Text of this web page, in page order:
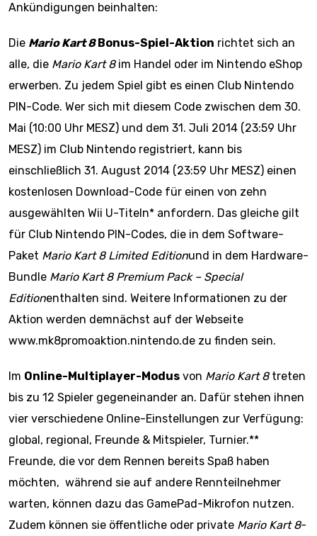
Ankündigungen beinhalten:
Die Mario Kart 8Bonus-Spiel-Aktion richtet sich an
alle, die Mario Kart 8im Handel oder im Nintendo eShop
erwerben. Zu jedem Spiel gibt es einen Club Nintendo
PIN-Code. Wer sich mit diesem Code zwischen dem 30.
Mai (10:00 Uhr MESZ) und dem 31. Juli 2014 (23:59 Uhr
MESZ) im Club Nintendo registriert, kann bis
einschließlich 31. August 2014 (23:59 Uhr MESZ) einen
kostenlosen Download-Code für einen von zehn
ausgewählten Wii U-Titeln* anfordern. Das gleiche gilt
für Club Nintendo PIN-Codes, die in dem Software-
Paket Mario Kart 8 Limited Editionund in dem Hardware-
Bundle Mario Kart 8 Premium Pack – Special
Editionenthalten sind. Weitere Informationen zu der
Aktion werden demnächst auf der Webseite
www.mk8promoaktion.nintendo.de zu finden sein.
Im Online-Multiplayer-Modus von Mario Kart 8treten
bis zu 12 Spieler gegeneinander an. Dafür stehen ihnen
vier verschiedene Online-Einstellungen zur Verfügung:
global, regional, Freunde & Mitspieler, Turnier.**
Freunde, die vor dem Rennen bereits Spaß haben
möchten, während sie auf andere Rennteilnehmer
warten, können dazu das GamePad-Mikrofon nutzen.
Zudem können sie öffentliche oder private Mario Kart 8-